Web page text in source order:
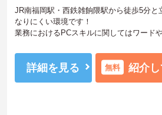
JR南福岡駅・西鉄雑餉隈駅から徒歩5分と
なりにくい環境です！
業務におけるPCスキルに関してはワード
住宅に訪問するので長時間の運転などは
残業もほとんどなく、18：00終わりの日
させて働きたい方はぜひお気軽にお問い合
詳細を見る 無料 紹介し